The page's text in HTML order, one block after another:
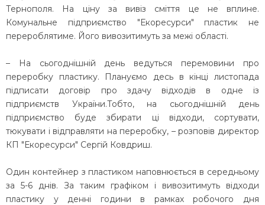
Тернополя. На ціну за вивіз сміття це не вплине.
Комунальне підприємство "Екоресурси" пластик не
перероблятиме. Його вивозитимуть за межі області.
– На сьогоднішній день ведуться перемовини про
переробку пластику. Плануємо десь в кінці листопада
підписати договір про здачу відходів в одне із
підприємств України.Тобто, на сьогоднішній день
підприємство буде збирати ці відходи, сортувати,
тюкувати і відправляти на переробку, – розповів директор
КП "Екоресурси" Сергій Ковдриш.
Один контейнер з пластиком наповнюється в середньому
за 5-6 днів. За таким графіком і вивозитимуть відходи
пластику у денні години в рамках робочого дня